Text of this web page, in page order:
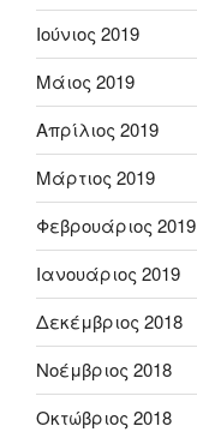
Ιούνιος 2019
Μάιος 2019
Απρίλιος 2019
Μάρτιος 2019
Φεβρουάριος 2019
Ιανουάριος 2019
Δεκέμβριος 2018
Νοέμβριος 2018
Οκτώβριος 2018